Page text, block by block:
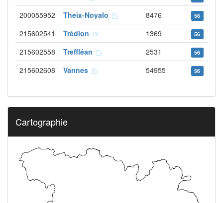
200055952 Theix-Noyalo 8476 56
215602541 Trédion 1369 56
215602558 Treffléan 2531 56
215602608 Vannes 54955 56
Cartographie